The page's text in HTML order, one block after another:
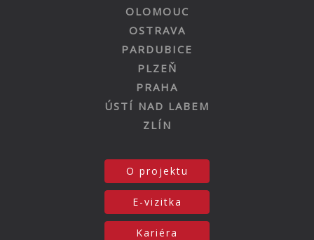
OLOMOUC
OSTRAVA
PARDUBICE
PLZEŇ
PRAHA
ÚSTÍ NAD LABEM
ZLÍN
O projektu
E-vizitka
Kariéra